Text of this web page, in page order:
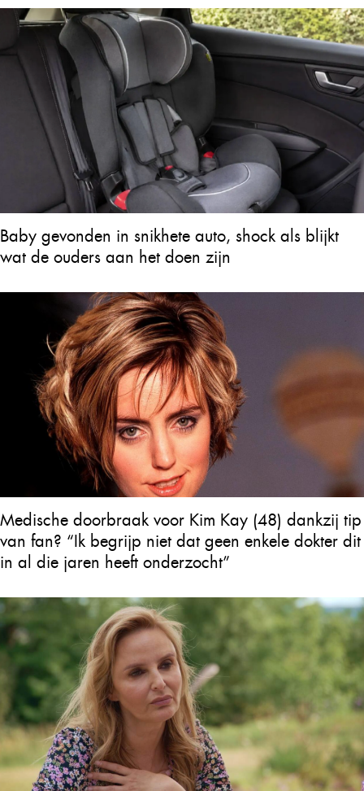
Baby gevonden in snikhete auto, shock als blijkt
wat de ouders aan het doen zijn
Medische doorbraak voor Kim Kay (48) dankzij tip
van fan? “Ik begrijp niet dat geen enkele dokter dit
in al die jaren heeft onderzocht”